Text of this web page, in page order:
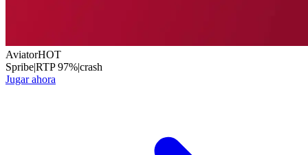
AviatorHOT
Spribe|RTP97%|crash
Jugar ahora